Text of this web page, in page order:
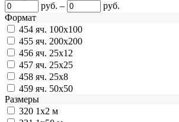
руб. –
руб.
Формат
454 яч. 100х100
455 яч. 200х200
456 яч. 25х12
457 яч. 25х25
458 яч. 25х8
459 яч. 50х50
Размеры
320 1х2 м